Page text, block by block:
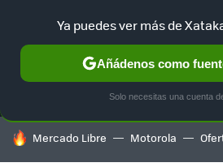
MENÚ
GAMING HOME
HOY SE HABLA DE
Mercado Libre Motorola
Ya puedes ver más de
Añádenos como
Solo necesitas una cuenta